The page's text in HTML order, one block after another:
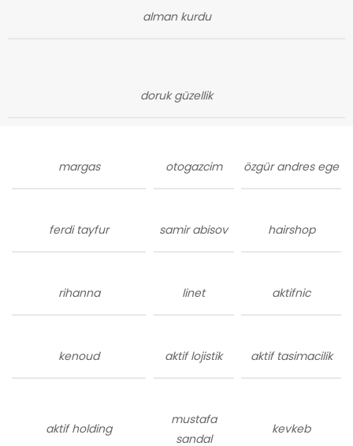
alman kurdu
doruk güzellik
margas otogazcim özgür andres ege
ferdi tayfur samir abisov hairshop
rihanna linet aktifnic
kenoud aktif lojistik aktif tasimacilik
aktif holding
mustafa
sandal
kevkeb